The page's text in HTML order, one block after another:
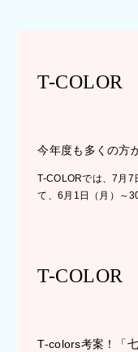
T-COLOR
今年度も多くの方
T-COLORでは、7月7
て、6月1日（月）～
T-COLOR
T-colors考案！「